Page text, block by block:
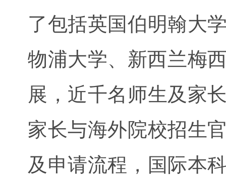
了包括英国伯明翰大
物浦大学、新西兰梅
展，近千名师生及家
家长与海外院校招生
及申请流程，国际本